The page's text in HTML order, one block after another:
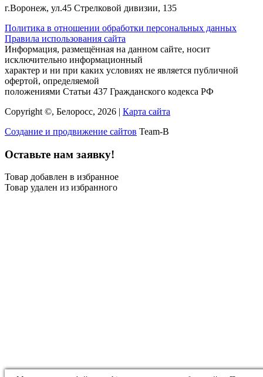
г.Воронеж, ул.45 Стрелковой дивизии, 135
Политика в отношении обработки персональных данных
Правила использования сайта
Информация, размещённая на данном сайте, носит
исключительно информационный
характер и ни при каких условиях не является публичной
офертой, определяемой
положениями Статьи 437 Гражданского кодекса РФ
Copyright ©, Белоросс, 2026 | Карта сайта
Создание и продвижение сайтов Team-B
Оставьте нам заявку!
Товар добавлен в избранное
Товар удален из избранного